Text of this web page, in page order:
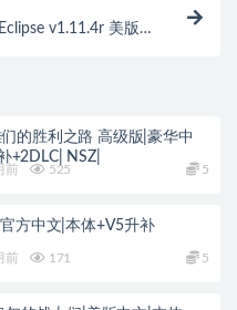
的胜利之路 高级版|豪华中
+2DLC| NSZ|
前 525 5
方中文|本体+V5升补
前 171 5